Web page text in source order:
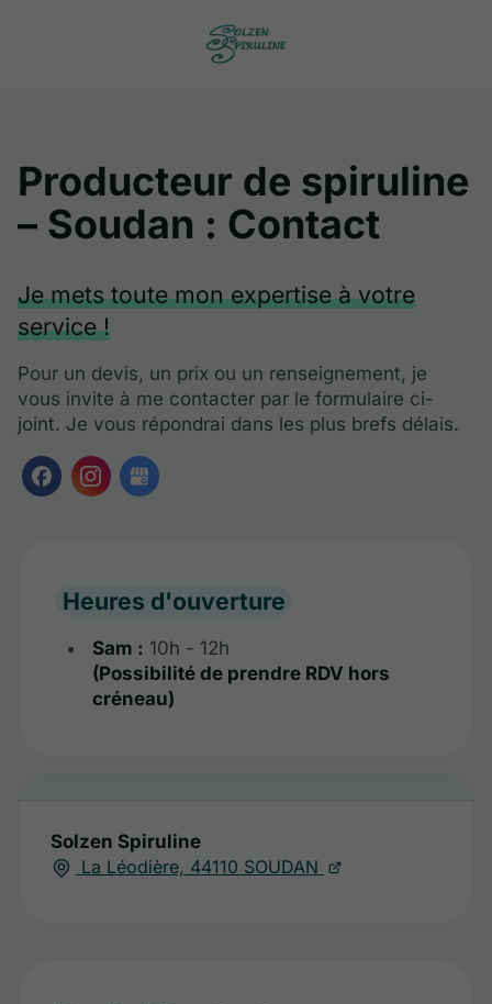
Producteur de spiruline
– Soudan : Contact
Je mets toute mon expertise à votre
service !
Pour un devis, un prix ou un renseignement, je
vous invite à me contacter par le formulaire ci-
joint. Je vous répondrai dans les plus brefs délais.
Heures d'ouverture
Sam : 10h - 12h
(Possibilité de prendre RDV hors
créneau)
Solzen Spiruline
La Léodière, 44110 SOUDAN